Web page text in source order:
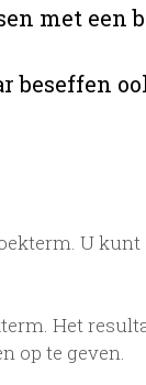
met
U
Het
op te geven.